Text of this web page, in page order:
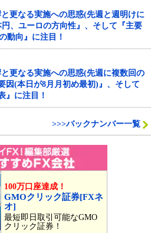
更なる実施への思惑(先週と週明けに
、ユーロの方向性』、そして『主要
動向』に注目！
更なる実施への思惑(先週に複数回の
因(本日が8月月初め最初)』、そして
』に注目！
>>>バックナンバー一覧
100万口座達成！
GMOクリック証券[FXネ
オ]
最短即日取引可能なGMO
クリック証券！